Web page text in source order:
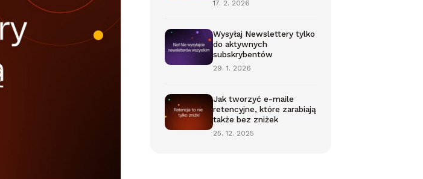
17. 2. 2026
Wysyłaj Newslettery tylko
do aktywnych
subskrybentów
29. 1. 2026
Jak tworzyć e-maile
retencyjne, które zarabiają
także bez zniżek
25. 12. 2025